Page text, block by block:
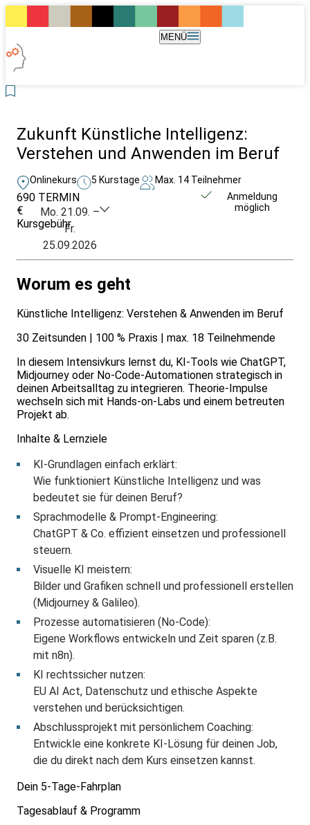
MENÜ
Zukunft Künstliche Intelligenz:
Verstehen und Anwenden im Beruf
Onlinekurs 5 Kurstage Max. 14 Teilnehmer
690
€
Kursgebühr
TERMIN
Mo. 21.09. –
Fr.
25.09.2026
Anmeldung
möglich
Worum es geht
Künstliche Intelligenz: Verstehen & Anwenden im Beruf
30 Zeitsunden | 100 % Praxis | max. 18 Teilnehmende
In diesem Intensivkurs lernst du, KI-Tools wie ChatGPT,
Midjourney oder No-Code-Automationen strategisch in
deinen Arbeitsalltag zu integrieren. Theorie-Impulse
wechseln sich mit Hands-on-Labs und einem betreuten
Projekt ab.
Inhalte & Lernziele
KI-Grundlagen einfach erklärt:
Wie funktioniert Künstliche Intelligenz und was
bedeutet sie für deinen Beruf?
Sprachmodelle & Prompt-Engineering:
ChatGPT & Co. effizient einsetzen und professionell
steuern.
Visuelle KI meistern:
Bilder und Grafiken schnell und professionell erstellen
(Midjourney & Galileo).
Prozesse automatisieren (No-Code):
Eigene Workflows entwickeln und Zeit sparen (z.B.
mit n8n).
KI rechtssicher nutzen:
EU AI Act, Datenschutz und ethische Aspekte
verstehen und berücksichtigen.
Abschlussprojekt mit persönlichem Coaching:
Entwickle eine konkrete KI-Lösung für deinen Job,
die du direkt nach dem Kurs einsetzen kannst.
Dein 5-Tage-Fahrplan
Tagesablauf & Programm